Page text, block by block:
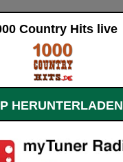
Country Hits live
HERUNTERLADEN